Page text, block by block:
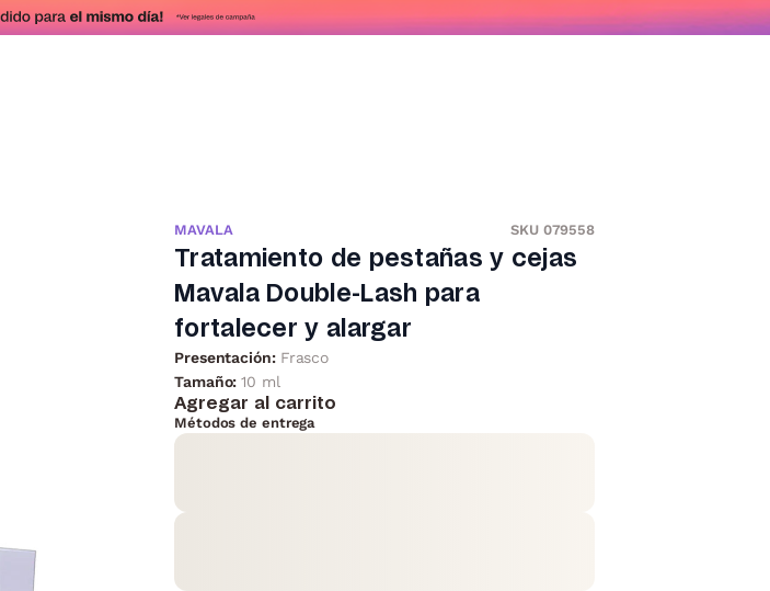
MAVALA SKU 079558
Tratamiento de pestañas y cejas
Mavala Double-Lash para
fortalecer y alargar
Presentación: Frasco
Tamaño:10 ml
Agregar al carrito
Métodos de entrega